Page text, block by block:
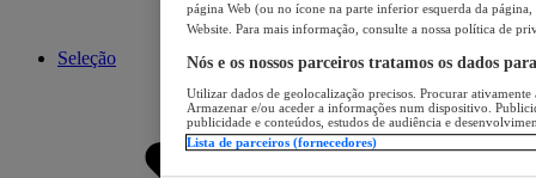
Seleção
página Web (ou no ícone na parte inferior esquerda da página,
Website. Para mais informação, consulte a nossa política de
Nós e os nossos parceiros tratamos os dados
Utilizar dados de geolocalização precisos. Procurar
Armazenar e/ou aceder a informações num dispositivo.
publicidade e conteúdos, estudos de audiência e
Lista de parceiros (fornecedores)